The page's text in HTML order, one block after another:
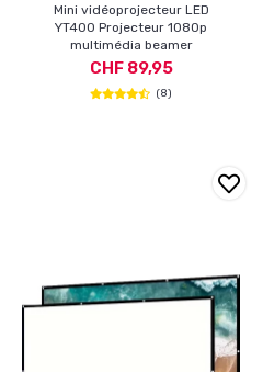
Mini vidéoprojecteur LED
YT400 Projecteur 1080p
multimédia beamer
CHF 89,95
(8)